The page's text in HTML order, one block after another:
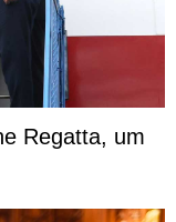
Regatta, um